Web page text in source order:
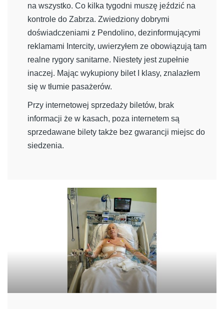
na wszystko. Co kilka tygodni muszę jeździć na
kontrole do Zabrza. Zwiedziony dobrymi
doświadczeniami z Pendolino, dezinformującymi
reklamami Intercity, uwierzyłem ze obowiązują tam
realne rygory sanitarne. Niestety jest zupełnie
inaczej. Mając wykupiony bilet I klasy, znalazłem
się w tłumie pasażerów.
Przy internetowej sprzedaży biletów, brak
informacji że w kasach, poza internetem są
sprzedawane bilety także bez gwarancji miejsc do
siedzenia.